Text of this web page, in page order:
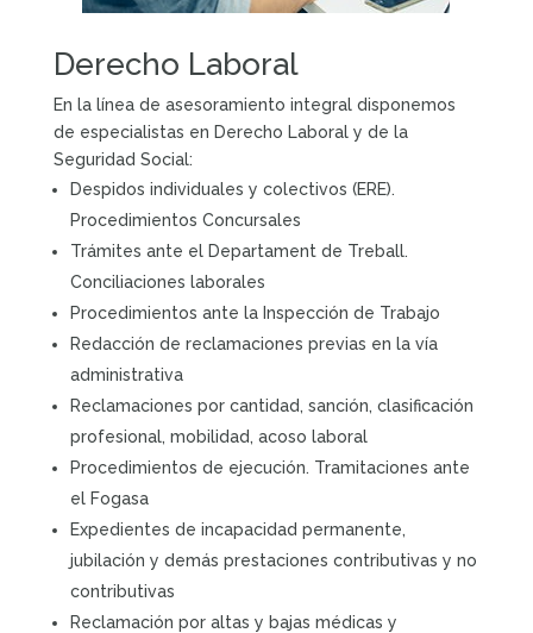
Derecho Laboral
En la línea de asesoramiento integral disponemos
de especialistas en Derecho Laboral y de la
Seguridad Social:
Despidos individuales y colectivos (ERE).
Procedimientos Concursales
Trámites ante el Departament de Treball.
Conciliaciones laborales
Procedimientos ante la Inspección de Trabajo
Redacción de reclamaciones previas en la vía
administrativa
Reclamaciones por cantidad, sanción, clasificación
profesional, mobilidad, acoso laboral
Procedimientos de ejecución. Tramitaciones ante
el Fogasa
Expedientes de incapacidad permanente,
jubilación y demás prestaciones contributivas y no
contributivas
Reclamación por altas y bajas médicas y